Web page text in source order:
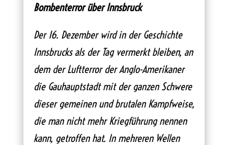
Bombenterror über Innsbruck
Der 16. Dezember wird in der Geschichte
Innsbrucks als der Tag vermerkt bleiben, an
dem der Luftterror der Anglo-Amerikaner
die Gauhauptstadt mit der ganzen Schwere
dieser gemeinen und brutalen Kampfweise,
die man nicht mehr Kriegführung nennen
kann, getroffen hat. In mehreren Wellen